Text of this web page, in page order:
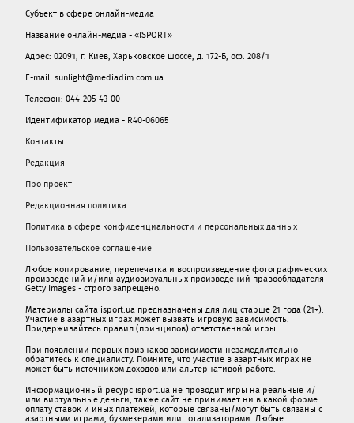
Субъект в сфере онлайн-медиа
Название онлайн-медиа - «ISPORT»
Адрес: 02091, г. Киев, Харьковское шоссе, д. 172-Б, оф. 208/1
E-mail: sunlight@mediadim.com.ua
Телефон: 044-205-43-00
Идентификатор медиа - R40-06065
Контакты
Редакция
Про проект
Редакционная политика
Политика в сфере конфиденциальности и персональных данных
Пользовательское соглашение
Любое копирование, перепечатка и воспроизведение фотографических
произведений и/или аудиовизуальных произведений правообладателя
Getty Images - строго запрещено.
Материалы сайта isport.ua предназначены для лиц старше 21 года (21+).
Участие в азартных играх может вызвать игровую зависимость.
Придерживайтесь правил (принципов) ответственной игры.
При появлении первых признаков зависимости незамедлительно
обратитесь к специалисту. Помните, что участие в азартных играх не
может быть источником доходов или альтернативой работе.
Информационный ресурс isport.ua не проводит игры на реальные и/
или виртуальные деньги, также сайт не принимает ни в какой форме
oплaту ставок и иных платежей, которые связаны/могут быть связаны c
азартными игрaми, букмекерами или тотализаторами. Любые